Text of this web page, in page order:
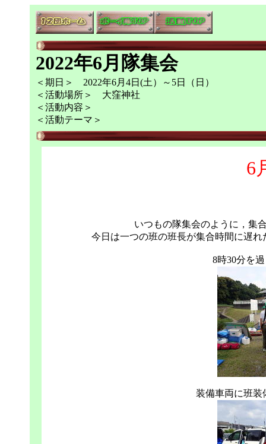
2022年6月隊集会
＜期日＞ 2022年6月4日(土）～5日（日）
＜活動場所＞ 大窪神社
＜活動内容＞
＜活動テーマ＞
6
いつもの隊集会のように，集
今日は一つの班の班長が集合時間に遅
8時30分を
装備車両に班装